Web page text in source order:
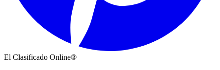
El Clasificado Online®